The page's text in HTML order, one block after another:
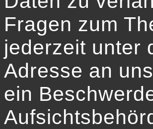
Fragen zum
jederzeit unter
Adresse an
ein